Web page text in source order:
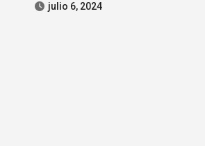
julio 6, 2024